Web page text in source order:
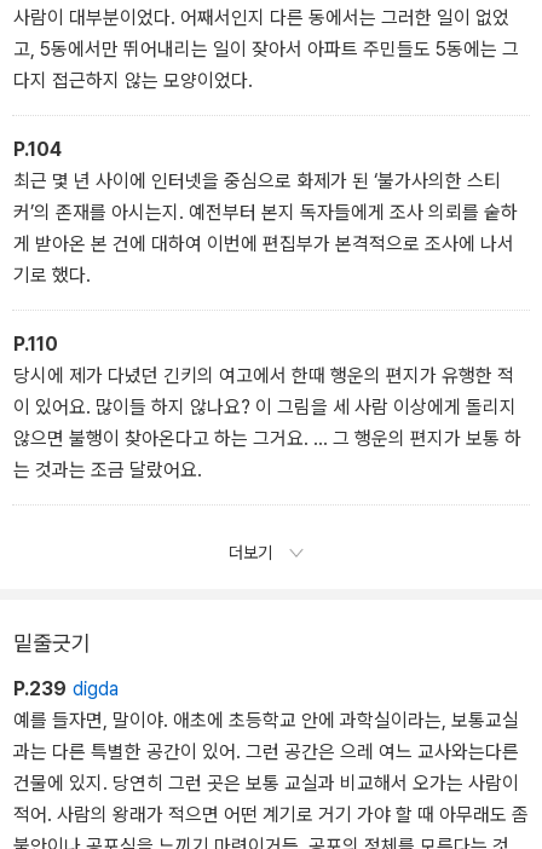
사람이 대부분이었다. 어째서인지 다른 동에서는 그러한 일이 없었
고, 5동에서만 뛰어내리는 일이 잦아서 아파트 주민들도 5동에는 그
다지 접근하지 않는 모양이었다.
P.104
최근 몇 년 사이에 인터넷을 중심으로 화제가 된 ‘불가사의한 스티
커’의 존재를 아시는지. 예전부터 본지 독자들에게 조사 의뢰를 숱하
게 받아온 본 건에 대하여 이번에 편집부가 본격적으로 조사에 나서
기로 했다.
P.110
당시에 제가 다녔던 긴키의 여고에서 한때 행운의 편지가 유행한 적
이 있어요. 많이들 하지 않나요? 이 그림을 세 사람 이상에게 돌리지
않으면 불행이 찾아온다고 하는 그거요. … 그 행운의 편지가 보통 하
는 것과는 조금 달랐어요.
더보기
밑줄긋기
P.239 digda
예를 들자면, 말이야. 애초에 초등학교 안에 과학실이라는, 보통교실
과는 다른 특별한 공간이 있어. 그런 공간은 으레 여느 교사와는다른
건물에 있지. 당연히 그런 곳은 보통 교실과 비교해서 오가는 사람이
적어. 사람의 왕래가 적으면 어떤 계기로 거기 가야 할 때 아무래도 좀